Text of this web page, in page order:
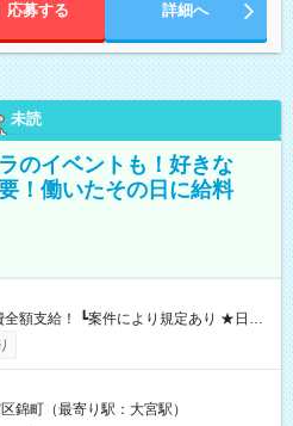
応募する 詳細へ
未読
のイベントも！好きな
！働いたその日に給料
働いたその日に現金GET♪ お仕事後はコ
落とせます！ 【試用期間】試
錦町（最寄り駅：大宮駅）